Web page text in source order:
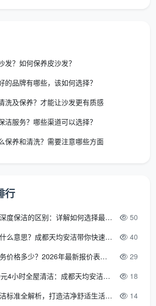
案
或清洁不到位，是否有补做、理赔机
保洁上门服务常见疑问解析
洁。高层外窗会配合安全防护，确保
目前覆盖成都主城区及郫都、温江、
认。
发？如何保养皮沙发？
的品牌有哪些，该如何选择？
洗及保养？才能让沙发更有质感
洁服务？哪些渠道可以选择？
保养和清洗？需要注意哪些方面
行
日常保洁和深度保洁的区别：详解如何选择最适合的清洁服务 50
日常保洁是什么意思？成都天均安洁带你快速区分“日常vs深度vs开荒” 40
成都保洁服务价格多少？2026年最新报价表来了，这一篇看透所有费用 29
日常保洁99元4小时全屋清洁：成都天均安洁保洁超值服务全解析 18
专业日常保洁标准全解析，打造洁净舒适生活空间 14